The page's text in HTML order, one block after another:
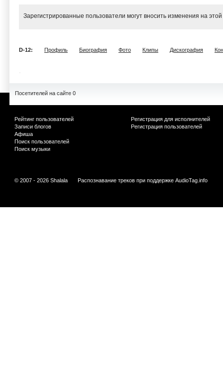
Зарегистрированные пользователи могут вносить изменения на
D-12: Профиль Биография Фото Клипы Дискография
Посетителей на сайте 0
Рейтинг пользователей
Записи блогов
Афиша
Поиск пользователей
Поиск музыки
Регистрация для исполнителей
Регистрация пользователей
© 2007 - 2026 Shalala Распознавание треков при поддержке AudioTag.info